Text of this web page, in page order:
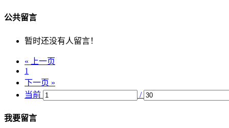
公共留言
暂时还没有人留言！
« 上一页
1
下一页 »
当前
/
我要留言